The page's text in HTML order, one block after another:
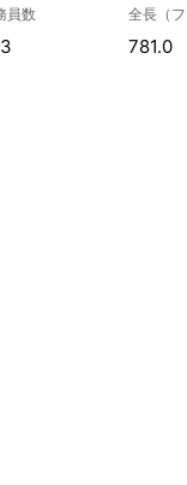
員数 全長（フ
781.0